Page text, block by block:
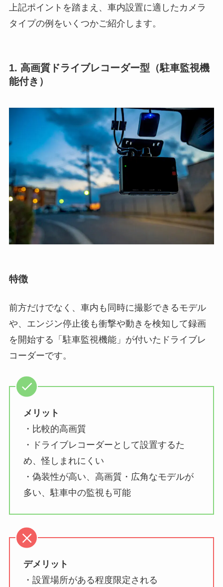
上記ポイントを踏まえ、車内設置に適したカメラ
タイプの例をいくつかご紹介します。
1. 高画質ドライブレコーダー型（駐車監視機
能付き）
特徴
前方だけでなく、車内も同時に撮影できるモデル
や、エンジン停止後も衝撃や動きを検知して録画
を開始する「駐車監視機能」が付いたドライブレ
コーダーです。
メリット
・比較的高画質
・ドライブレコーダーとして設置するた
め、怪しまれにくい
・偽装性が高い、高画質・広角なモデルが
多い、駐車中の監視も可能
デメリット
・設置場所がある程度限定される